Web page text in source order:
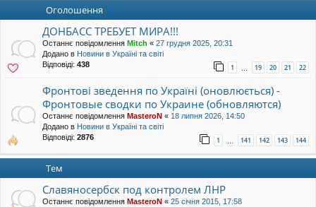
Оголошення
ДОНБАСС ТРЕБУЕТ МИРА!!!
Останнє повідомлення Mitch « 27 грудня 2025, 20:31
Додано в Новини в Україні та світі
Відповіді: 438 1 … 19 20 21 22
Фронтові зведення по Україні (оновлюється) -
Фронтовые сводки по Украине (обновляются)
Останнє повідомлення MasteroN « 18 липня 2026, 14:50
Додано в Новини в Україні та світі
Відповіді: 2876 1 … 141 142 143 144
Тем
Славяносербск под контролем ЛНР
Останнє повідомлення MasteroN « 25 січня 2015, 17:58